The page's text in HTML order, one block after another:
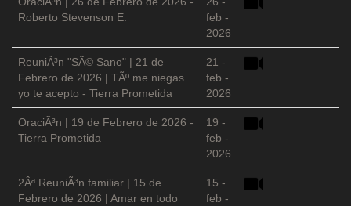
Roberto Stevenson E.
feb -
2026
ReuniÃ³n "SÃ© Sano" | 21 de
Febrero de 2026 | TÃº me niegas
yo te acepto - Tierra Prometida
21 -
feb -
2026
OraciÃ³n | 19 de Febrero de 2026 -
Tierra Prometida
19 -
feb -
2026
2Âª ReuniÃ³n familiar | 15 de
Febrero de 2026 | Amar en todo
15 -
feb -